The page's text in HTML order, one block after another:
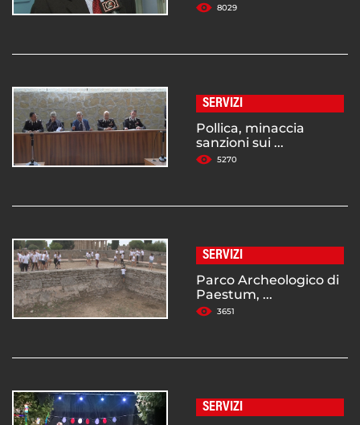
8029
SERVIZI
Pollica, minaccia
sanzioni sui ...
5270
SERVIZI
Parco Archeologico di
Paestum, ...
3651
SERVIZI